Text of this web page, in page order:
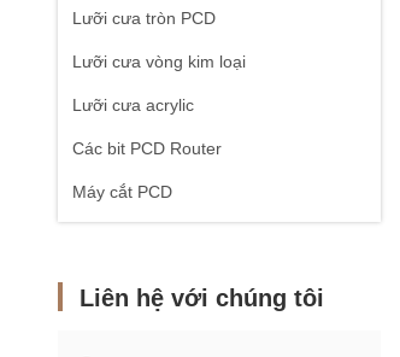
Lưỡi cưa tròn PCD
Lưỡi cưa vòng kim loại
Lưỡi cưa acrylic
Các bit PCD Router
Máy cắt PCD
Liên hệ với chúng tôi